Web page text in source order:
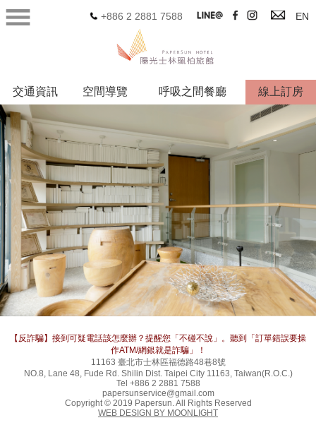
+886 2 2881 7588 EN
交通資訊 空間導覽 呼吸之間餐廳 線上訂房
【反詐騙】接到可疑電話該怎麼辦？提醒您「不碰不說」。聽到「訂單錯誤要操
作ATM/網銀就是詐騙」！
11163 臺北市士林區福德路48巷8號
NO.8, Lane 48, Fude Rd. Shilin Dist. Taipei City 11163, Taiwan(R.O.C.)
Tel +886 2 2881 7588
papersunservice@gmail.com
Copyright © 2019 Papersun. All Rights Reserved
WEB DESIGN BY MOONLIGHT